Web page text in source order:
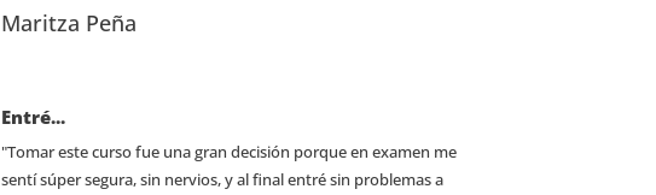
Maritza Peña
Entré...
"Tomar este curso fue una gran decisión porque en examen me
sentí súper segura, sin nervios, y al final entré sin problemas a